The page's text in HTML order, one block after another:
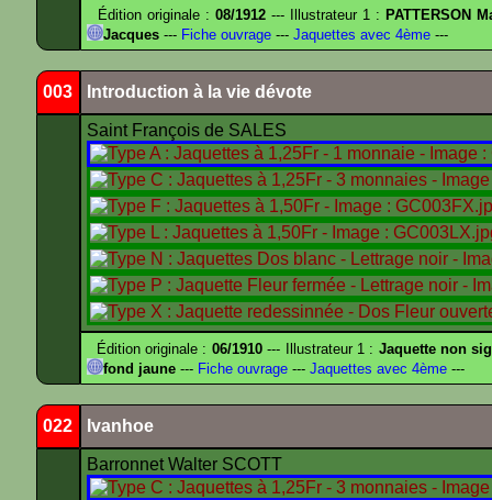
Édition originale :08/1912 --- Illustrateur 1 : PATTERSON
Jacques --- Fiche ouvrage --- Jaquettes avec 4ème ---
003 Introduction à la vie dévote
Saint François de SALES
Édition originale : 06/1910--- Illustrateur 1 : Jaquette non
fond jaune --- Fiche ouvrage --- Jaquettes avec 4ème ---
022 Ivanhoe
Barronnet Walter SCOTT